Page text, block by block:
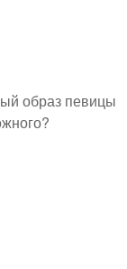
образ певицы